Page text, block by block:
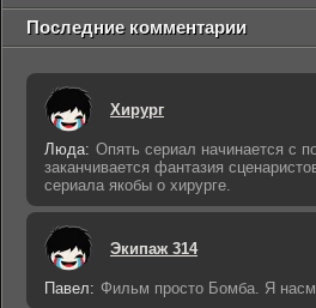
Последние комментарии
Хирург
Люда: Опять сериал начинается с
заканчивается фантазия
сериала якобы о хирурге.
Экипаж 314
Павел: Фильм просто Бомба. Я